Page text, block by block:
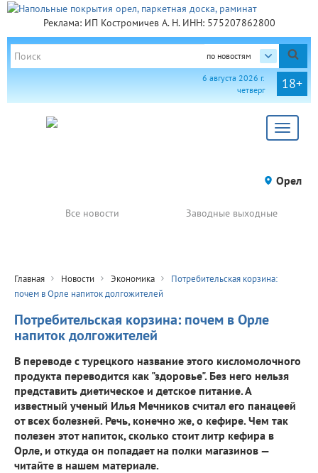
Реклама: ИП Костромичев А. Н. ИНН: 575207862800
по новостям
18+
6 августа 2026 г.
четверг
Toggle
Орел
Все новости Заводные выходные
Главная Новости Экономика
Потребительская корзина:
почем в Орле напиток долгожителей
Потребительская корзина: почем в Орле
напиток долгожителей
В переводе с турецкого название этого кисломолочного
продукта переводится как "здоровье". Без него нельзя
представить диетическое и детское питание. А
известный ученый Илья Мечников считал его панацеей
от всех болезней. Речь, конечно же, о кефире. Чем так
полезен этот напиток, сколько стоит литр кефира в
Орле, и откуда он попадает на полки магазинов —
читайте в нашем материале.